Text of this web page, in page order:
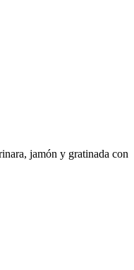
jamón y gratinada con